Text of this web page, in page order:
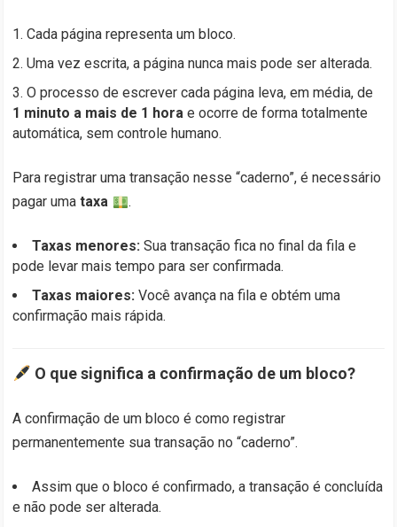
Cada página representa um bloco.
Uma vez escrita, a página nunca mais pode ser alterada.
O processo de escrever cada página leva, em média, de
1 minuto a mais de 1 hora e ocorre de forma totalmente
automática, sem controle humano.
Para registrar uma transação nesse “caderno”, é necessário
pagar umataxa .
Taxas menores: Sua transação fica no final da fila e
pode levar mais tempo para ser confirmada.
Taxas maiores: Você avança na fila e obtém uma
confirmação mais rápida.
O que significa a confirmação de um bloco?
A confirmação de um bloco é como registrar
permanentemente sua transação no “caderno”.
Assim que o bloco é confirmado, a transação é concluída
e não pode ser alterada.